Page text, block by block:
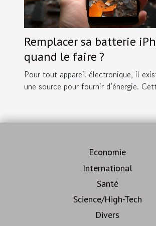
Remplacer sa batterie
quand le faire ?
Pour tout appareil électronique, il
une source pour fournir d’énergie.
Economie
International
Santé
Science/High-Tech
Divers